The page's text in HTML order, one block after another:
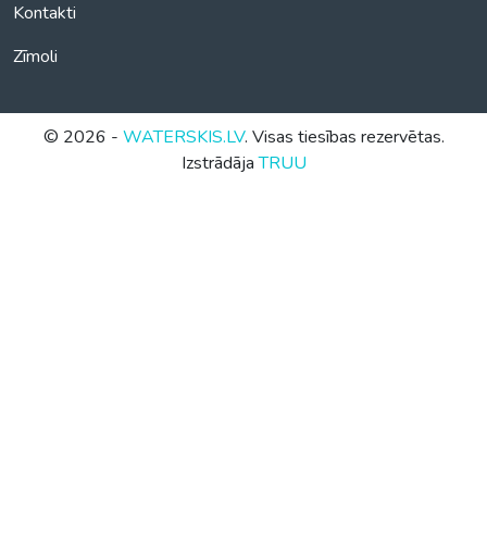
Kontakti
Zīmoli
© 2026 - WATERSKIS.LV. Visas tiesības rezervētas.
IzstrādājaTRUU